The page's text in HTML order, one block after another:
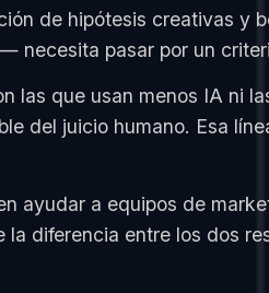
de hipótesis creativas
necesita pasar por un
las que usan menos IA ni
del juicio humano. Esa
ayudar a equipos de
diferencia entre los dos